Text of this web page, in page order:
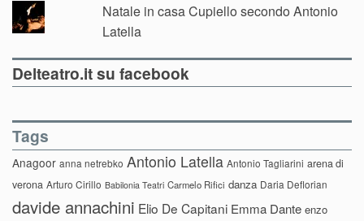
Natale in casa Cupiello secondo Antonio
Latella
Delteatro.it su facebook
Tags
Anagoor anna netrebko Antonio Latella Antonio Tagliarini arena di
verona Arturo Cirillo Babilonia Teatri Carmelo Rifici danza Daria Deflorian
davide annachini Elio De Capitani Emma Dante enzo